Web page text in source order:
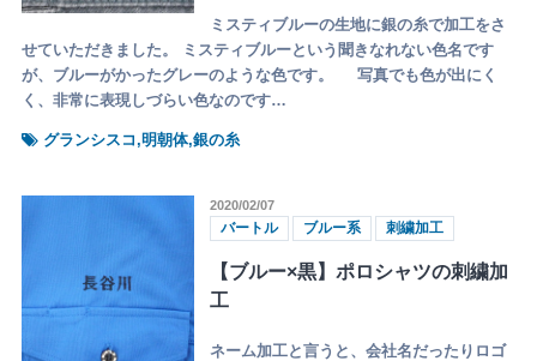
ミスティブルーの生地に銀の糸で加工をさ
せていただきました。 ミスティブルーという聞きなれない色名です
が、ブルーがかったグレーのような色です。 写真でも色が出にく
く、非常に表現しづらい色なのです…
グランシスコ,明朝体,銀の糸
2020/02/07
バートル ブルー系 刺繍加工
【ブルー×黒】ポロシャツの刺繍加
工
ネーム加工と言うと、会社名だったりロゴ